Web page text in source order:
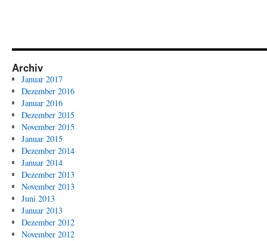
Archiv
Januar 2017
Dezember 2016
Januar 2016
Dezember 2015
November 2015
Januar 2015
Dezember 2014
Januar 2014
Dezember 2013
November 2013
Juni 2013
Januar 2013
Dezember 2012
November 2012